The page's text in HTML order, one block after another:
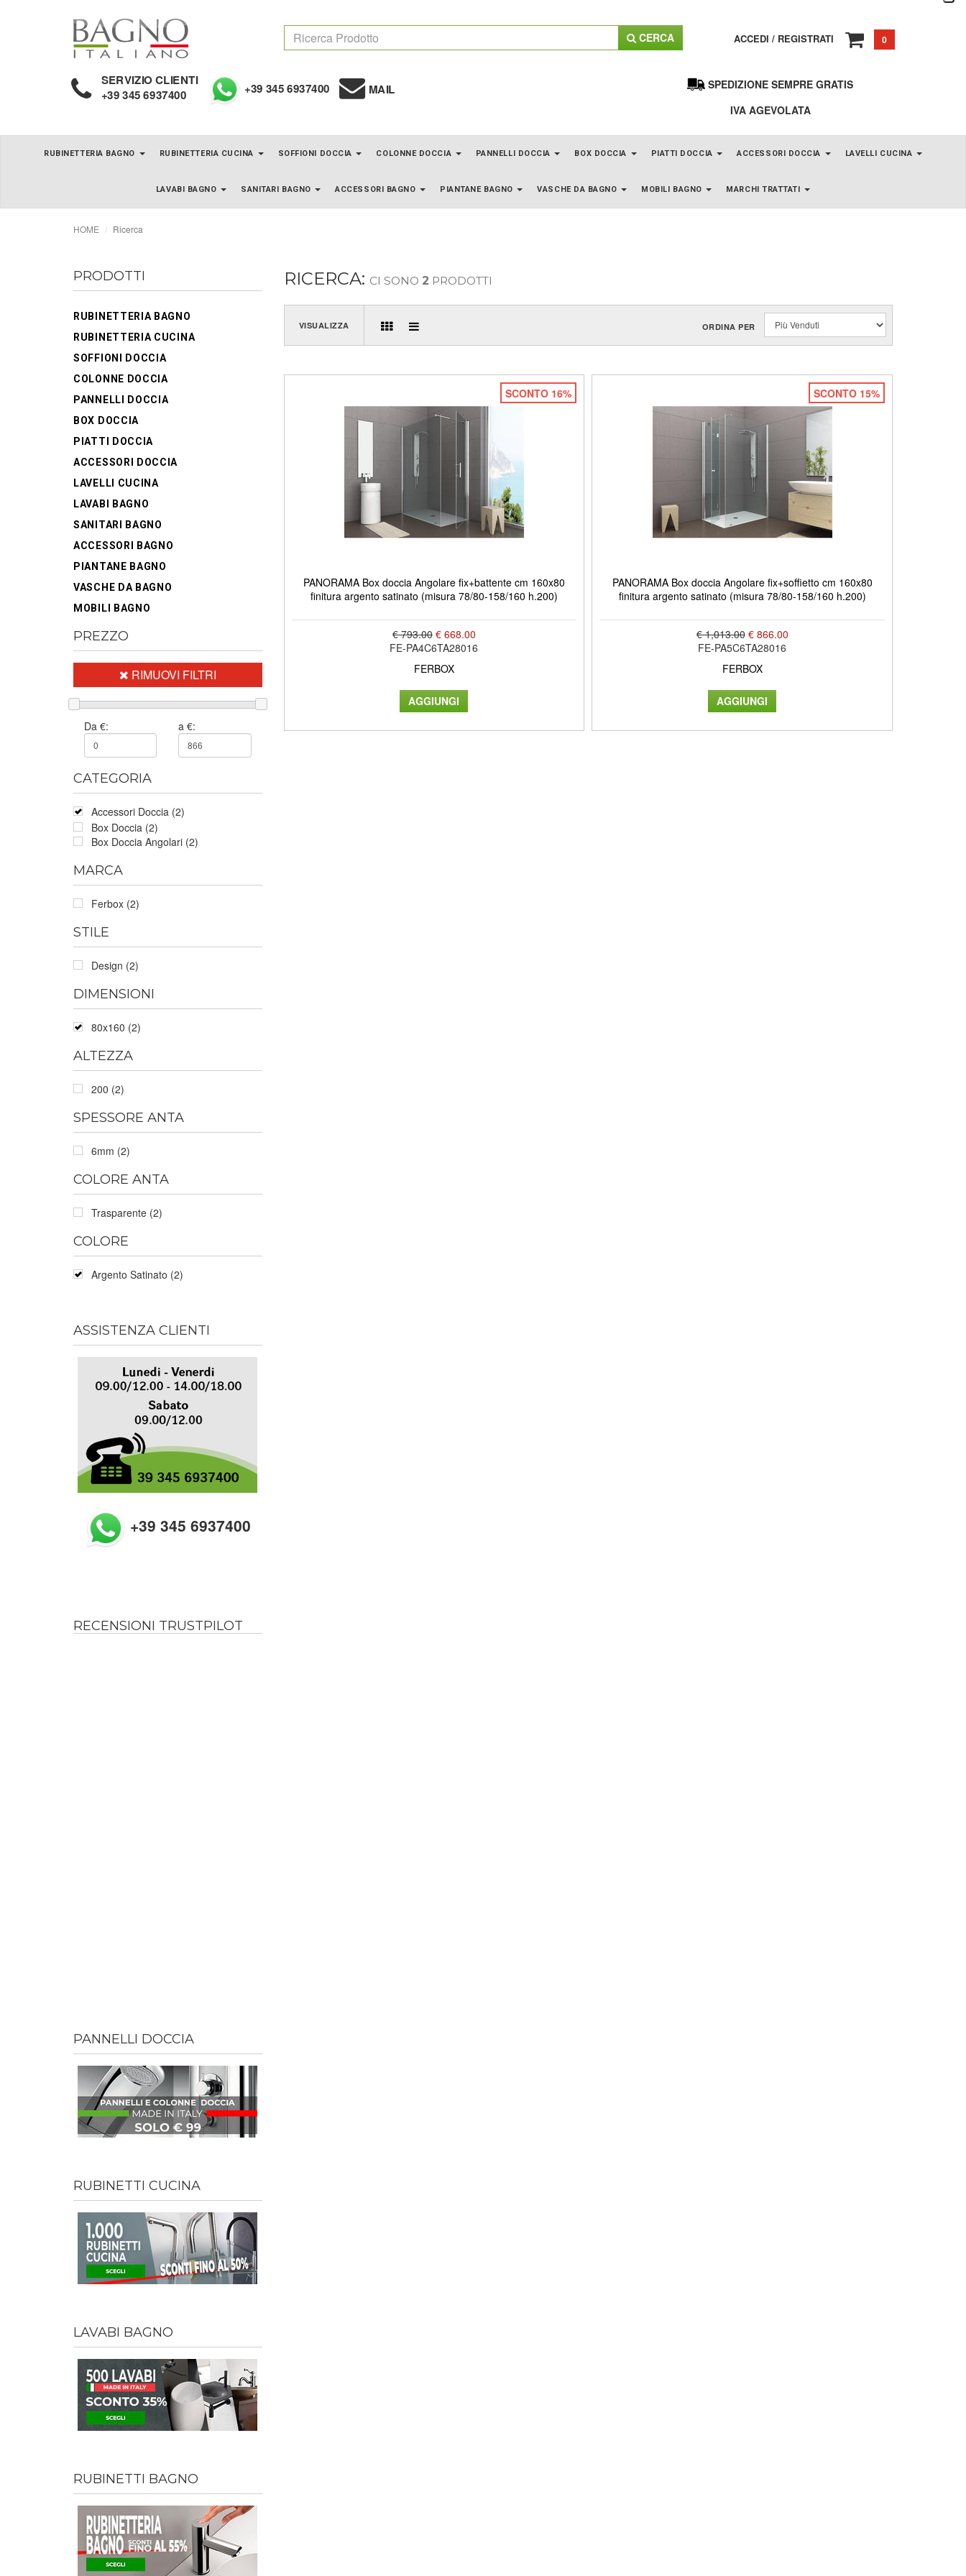
CERCA ACCEDI / REGISTRATI 0
SERVIZIO CLIENTI
+39 345 6937400 +39 345 6937400 MAIL
SPEDIZIONE SEMPRE GRATIS
IVA AGEVOLATA
RUBINETTERIA BAGNO RUBINETTERIA CUCINA SOFFIONI DOCCIA COLONNE DOCCIA PANNELLI DOCCIA BOX DOCCIA PIATTI DOCCIA ACCESSORI DOCCIA LAVELLI CUCINA
LAVABI BAGNO SANITARI BAGNO ACCESSORI BAGNO PIANTANE BAGNO VASCHE DA BAGNO MOBILI BAGNO MARCHI TRATTATI
HOME Ricerca
PRODOTTI
RUBINETTERIA BAGNO
RUBINETTERIA CUCINA
SOFFIONI DOCCIA
COLONNE DOCCIA
PANNELLI DOCCIA
BOX DOCCIA
PIATTI DOCCIA
ACCESSORI DOCCIA
LAVELLI CUCINA
LAVABI BAGNO
SANITARI BAGNO
ACCESSORI BAGNO
PIANTANE BAGNO
VASCHE DA BAGNO
MOBILI BAGNO
PREZZO
RIMUOVI FILTRI
Da €: a €:
CATEGORIA
Accessori Doccia (2)
Box Doccia (2)
Box Doccia Angolari (2)
MARCA
Ferbox (2)
STILE
Design (2)
DIMENSIONI
80x160 (2)
ALTEZZA
200 (2)
SPESSORE ANTA
6mm (2)
COLORE ANTA
Trasparente (2)
COLORE
Argento Satinato (2)
ASSISTENZA CLIENTI
+39 345 6937400
RECENSIONI TRUSTPILOT
PANNELLI DOCCIA
RUBINETTI CUCINA
LAVABI BAGNO
RUBINETTI BAGNO
RICERCA: CI SONO 2 PRODOTTI
VISUALIZZA ORDINA PER
SCONTO 16%
PANORAMA Box doccia Angolare fix+battente cm 160x80
finitura argento satinato (misura 78/80-158/160 h.200)
€ 793.00 € 668.00
FE-PA4C6TA28016
FERBOX
SCONTO 15%
PANORAMA Box doccia Angolare fix+soffietto cm 160x80
finitura argento satinato (misura 78/80-158/160 h.200)
€ 1,013.00 € 866.00
FE-PA5C6TA28016
FERBOX